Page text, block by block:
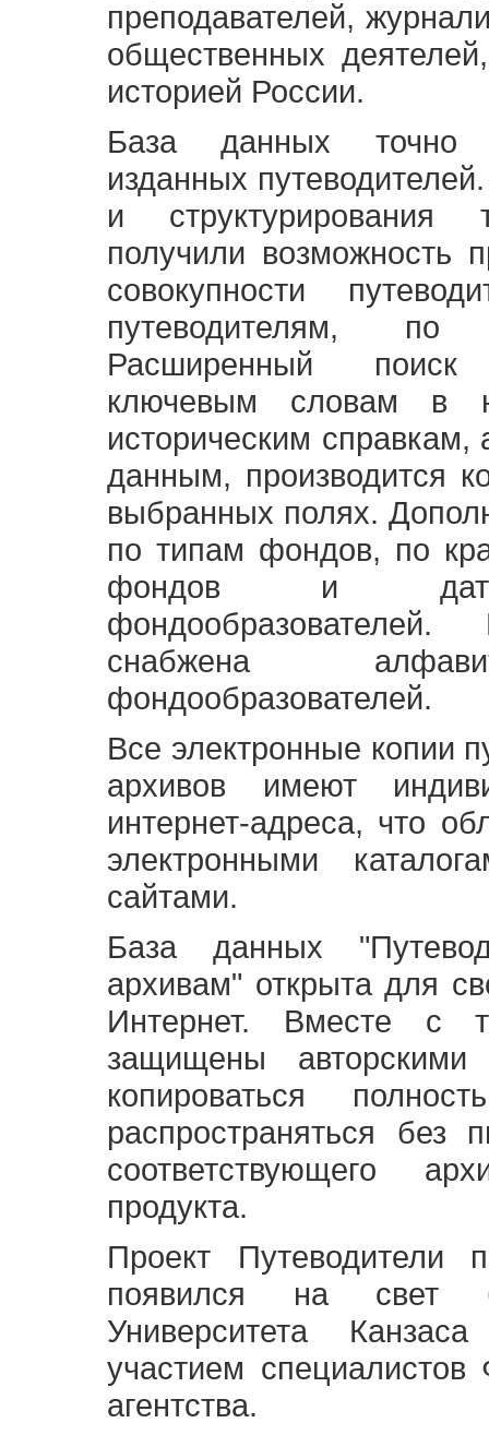
преподавателей,
общественных
историей России.
База данных точно
изданных
и структурирования
получили возможность
совокупности
путеводителям,
Расширенный
ключевым словам в
историческим
данным, производится
выбранных полях.
по типам фондов, по
фондов и
снабжена
фондообразователей.
Все электронные копии
архивов имеют
интернет-адреса, что
электронными
сайтами.
База данных
архивам" открыта для
Интернет. Вместе с
защищены
копироваться
распространяться без
соответствующего
продукта.
Проект Путеводители
появился на свет
Университета
участием специалистов
агентства.